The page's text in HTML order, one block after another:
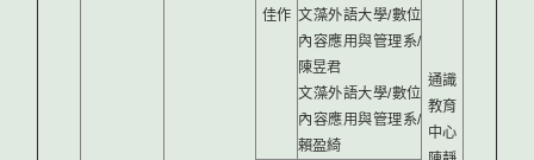
佳作 文藻外語大學/數位
內容應用與管理系/
陳昱君
文藻外語大學/數位
內容應用與管理系/
賴盈綺
通識
教育
中心